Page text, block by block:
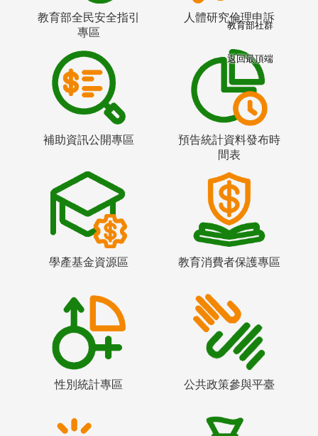
教育部全民安全指引
專區
人體研究倫理申訴
補助資訊公開專區
預告統計資料發布時
間表
學產基金資源區 教育消費者保護專區
性別統計專區 公共政策參與平臺
教育部社群
返回最頂端